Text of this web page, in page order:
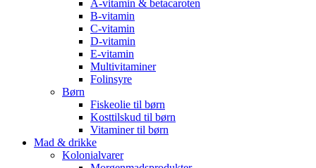
A-vitamin & betacaroten
B-vitamin
C-vitamin
D-vitamin
E-vitamin
Multivitaminer
Folinsyre
Børn
Fiskeolie til børn
Kosttilskud til børn
Vitaminer til børn
Mad & drikke
Kolonialvarer